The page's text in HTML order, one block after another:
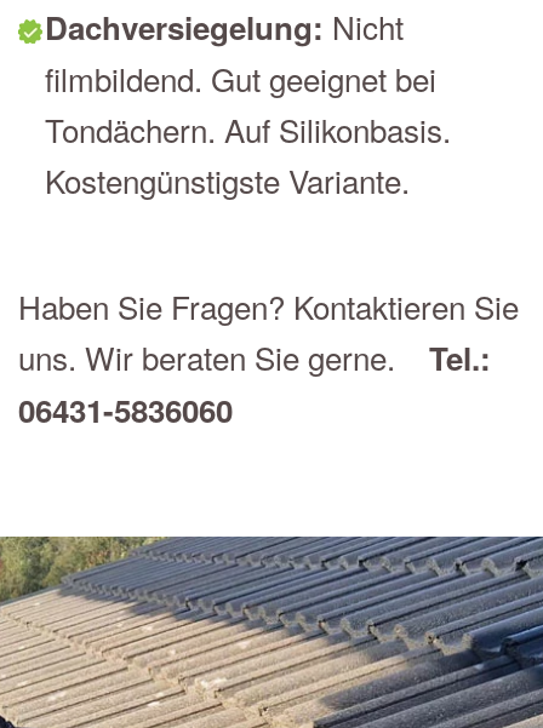
Dachversiegelung: Nicht
filmbildend. Gut geeignet bei
Tondächern. Auf Silikonbasis.
Kostengünstigste Variante.
Haben Sie Fragen? Kontaktieren Sie
uns. Wir beraten Sie gerne. Tel.:
06431-5836060